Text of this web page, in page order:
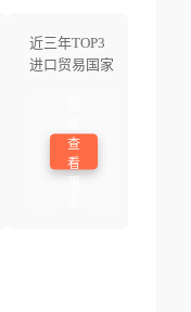
近三年TOP3
进口贸易国家
查
看